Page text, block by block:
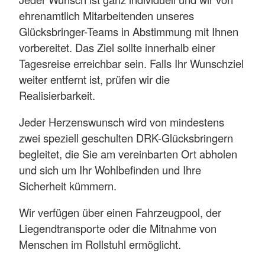
ehrenamtlich Mitarbeitenden unseres
Glücksbringer-Teams in Abstimmung mit Ihnen
vorbereitet. Das Ziel sollte innerhalb einer
Tagesreise erreichbar sein. Falls Ihr Wunschziel
weiter entfernt ist, prüfen wir die
Realisierbarkeit.
Jeder Herzenswunsch wird von mindestens
zwei speziell geschulten DRK-Glücksbringern
begleitet, die Sie am vereinbarten Ort abholen
und sich um Ihr Wohlbefinden und Ihre
Sicherheit kümmern.
Wir verfügen über einen Fahrzeugpool, der
Liegendtransporte oder die Mitnahme von
Menschen im Rollstuhl ermöglicht.